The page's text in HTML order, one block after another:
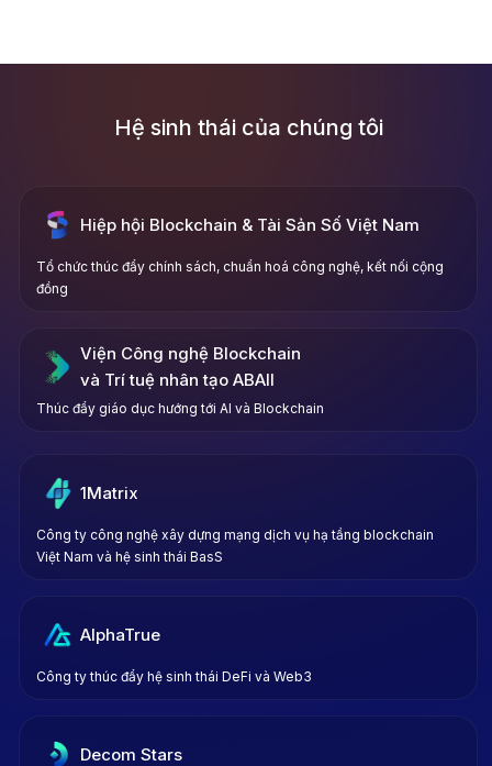
Hệ sinh thái của chúng tôi
Hiệp hội Blockchain & Tài Sản Số Việt Nam
Tổ chức thúc đẩy chính sách, chuẩn hoá công nghệ, kết nối cộng
đồng
Viện Công nghệ Blockchain
và Trí tuệ nhân tạo ABAII
Thúc đẩy giáo dục hướng tới AI và Blockchain
1Matrix
Công ty công nghệ xây dựng mạng dịch vụ hạ tầng blockchain
Việt Nam và hệ sinh thái BasS
AlphaTrue
Công ty thúc đẩy hệ sinh thái DeFi và Web3
Decom Stars